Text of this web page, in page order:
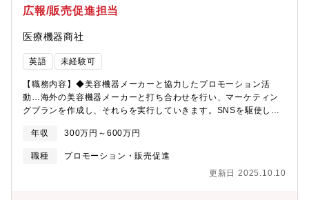
広報/販売促進担当
医療機器商社
英語 未経験可
【職務内容】◆美容機器メーカーと協力したプロモーション活
動…海外の美容機器メーカーと打ち合わせを行い、マーケティン
グプランを作成し、それらを実行していきます。SNSを駆使した
で、英語スキルを存分に活かせる環境です。◆美容クリニックの
広報業務…コンサルティングする美容クリニックでは、Googleや
Facebookなどのリスティング広告で集客促進を行っています。運
用を任せている広告会社と毎週定例ミーティングを実施してお
年収 300万円～600万円
職種
プロモーション・販売促進
更新日 2025.10.10